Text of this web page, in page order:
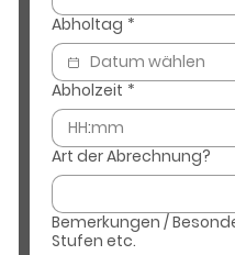
Abholtag *
Abholzeit *
:
Art der Abrechnung?
Bemerkungen /
Stufen etc.